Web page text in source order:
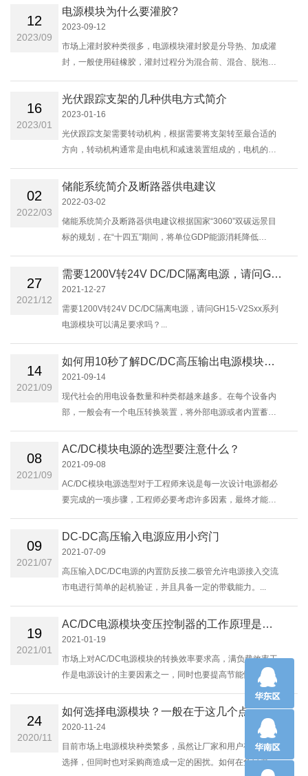
运放、波形发生器电路等部件供电。这种......
12
2023/09
电源模块为什么要灌胶?
2023-09-12
市场上灌封胶种类很多，电源模块灌封胶是分导热、加成灌
封，一般使用硅橡胶，灌封过程分为混合前、混合、脱泡、
计要注意其导热系数，封装式保护使电源......
16
2023/01
光伏跟踪支架的几种供电方式简介
2023-01-16
光伏跟踪支架需要转动机构，根据需要将支架转至最合适的
方向，转动机构通常是由电机和减速装置组成的，电机的转
几种供电方式，以及冠图电子专门针......
02
2022/03
储能系统简介及断路器供电建议
2022-03-02
储能系统简介及断路器供电建议根据国家“3060”双碳远景目
标的规划，在“十四五”期间，将单位GDP能源消耗降低
伏等清洁新能源将会得到大力发展，但风光......
27
2021/12
需要1200V转24V DC/DC隔离电源，请问GH15-V2Sxx系列电源模块可以满足要求吗？
2021-12-27
需要1200V转24V DC/DC隔离电源，请问GH15-V2Sxx系列
电源模块可以满足要求吗？...
14
2021/09
如何用10秒了解DC/DC高压输出电源模块的应用？
2021-09-14
现代社会的用电设备数量和种类都越来越多。在每个设备内
部，一般会有一个电压转换装置，将外部电源或者内置蓄电
是电源。根据输入来源，市面上的电源......
08
2021/09
AC/DC模块电源的选型要注意什么？
2021-09-08
​AC/DC模块电源​选型对于工程师来说是每一次设计电源都必
要完成的一项步骤，工程师必要考虑许多因素，最终才能选
09
2021/07
DC-DC高压输入电源应用小窍门
2021-07-09
高压输入DC/DC电源的内置防反接二极管允许电源接入交流
市电进行简单的起机验证，并且具备一定的带载能力。...
19
2021/01
AC/DC电源模块变压控制器的工作原理是怎样的？
2021-01-19
市场上对AC/DC电源模块的转换效率要求高，满负载效率工
作是电源设计的主要因素之一，同时也要提高节能性能，提
24
2020/11
如何选择电源模块？一般在于这几个点
2020-11-24
目前市场上电源模块种类繁多，虽然让厂家和用户有更多的
选择，但同时也对采购商造成一定的困扰。如何在鱼目混杂